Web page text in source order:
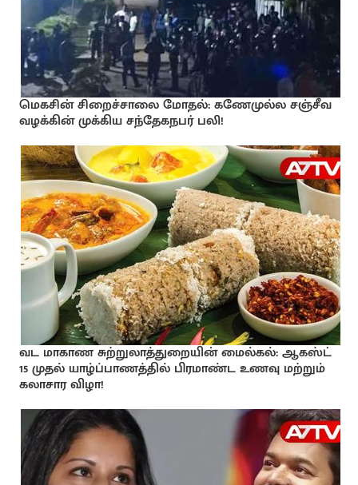
மெகசின் சிறைச்சாலை மோதல்: கணேமுல்ல சஞ்சீவ
வழக்கின் முக்கிய சந்தேகநபர் பலி!
வட மாகாண சுற்றுலாத்துறையின் மைல்கல்: ஆகஸ்ட்
15 முதல் யாழ்ப்பாணத்தில் பிரமாண்ட உணவு மற்றும்
கலாசார விழா!